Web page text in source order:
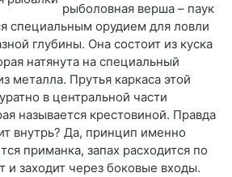
рыболовная верша – паук
специальным орудием для ловли
глубины. Она состоит из куска
натянута на специальный
металла. Прутья каркаса этой
в центральной части
называется крестовиной. Правда
внутрь? Да, принцип именно
приманка, запах расходится по
и заходит через боковые входы.